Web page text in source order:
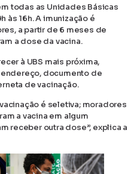
todas as Unidades Básicas
às 16h. A imunização é
a partir de 6 meses de
a dose da vacina.
à UBS mais próxima,
documento de
de vacinação.
é seletiva; moradores
a vacina em algum
receber outra dose”, explica a